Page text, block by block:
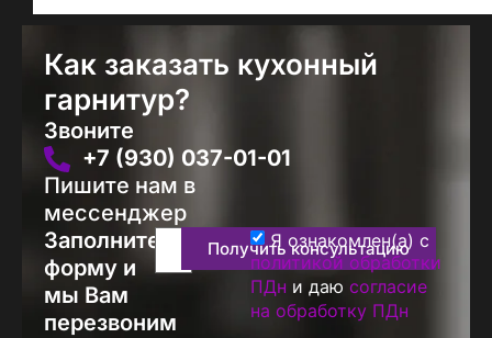
Как заказать кухонный
гарнитур?
Звоните
+7 (930) 037-01-01
Пишите нам в
мессенджер
Заполните
форму и
мы Вам
перезвоним
Получить консультацию
Я ознакомлен(а) с
политикой обработки
ПДн и даю согласие
на обработку ПДн